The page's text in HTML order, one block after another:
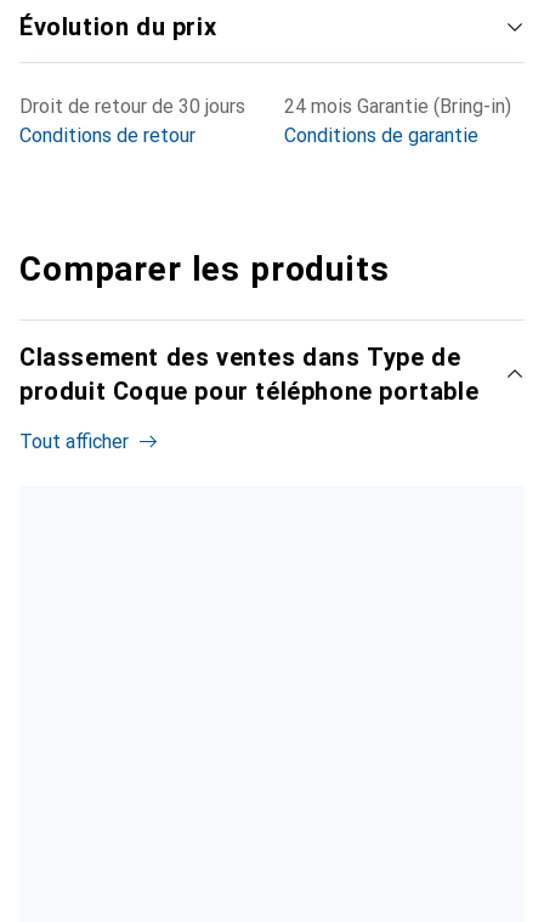
Évolution du prix
Droit de retour de 30 jours
Conditions de retour
24 mois Garantie (Bring-in)
Conditions de garantie
Comparer les produits
Classement des ventes dans Type de
produit Coque pour téléphone portable
Tout afficher